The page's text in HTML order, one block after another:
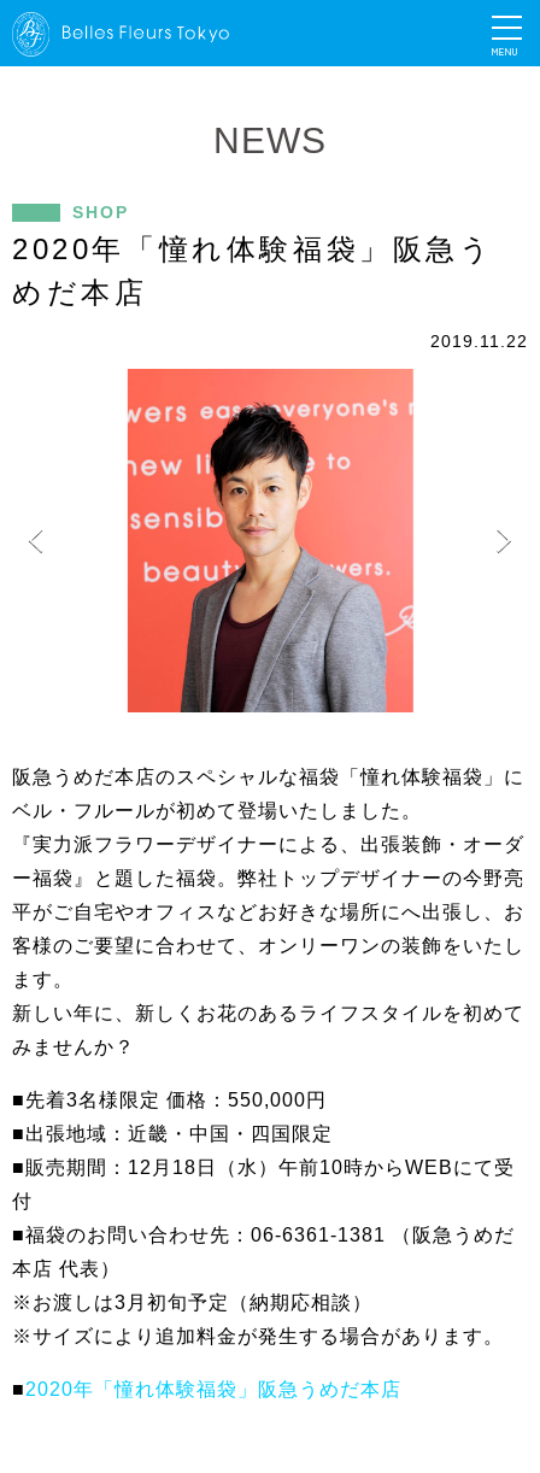
MENU
NEWS
SHOP
2020年「憧れ体験福袋」阪急う
めだ本店
2019.11.22
阪急うめだ本店のスペシャルな福袋「憧れ体験福袋」に
ベル・フルールが初めて登場いたしました。
『実力派フラワーデザイナーによる、出張装飾・オーダ
ー福袋』と題した福袋。弊社トップデザイナーの今野亮
平がご自宅やオフィスなどお好きな場所にへ出張し、お
客様のご要望に合わせて、オンリーワンの装飾をいたし
ます。
新しい年に、新しくお花のあるライフスタイルを初めて
みませんか？
■先着3名様限定 価格：550,000円
■出張地域：近畿・中国・四国限定
■販売期間：12月18日（水）午前10時からWEBにて受
付
■福袋のお問い合わせ先：06-6361-1381 （阪急うめだ
本店 代表）
※お渡しは3月初旬予定（納期応相談）
※サイズにより追加料金が発生する場合があります。
■2020年「憧れ体験福袋」阪急うめだ本店